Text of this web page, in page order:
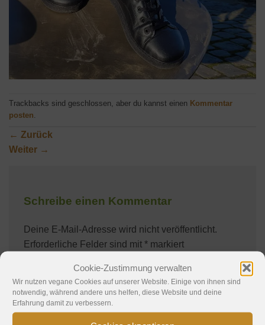
Cookie-Zustimmung verwalten
Wir nutzen vegane Cookies auf unserer Website. Einige von ihnen sind
notwendig, während andere uns helfen, diese Website und deine
Erfahrung damit zu verbessern.
Trackbacks sind geschlossen, aber du kannst einen Kommentar
posten
← Zurück
Weiter →
Schreibe einen Kommentar
Deine E-Mail-Adresse wird nicht veröffentlicht.
Erforderliche Felder sind mit * markiert